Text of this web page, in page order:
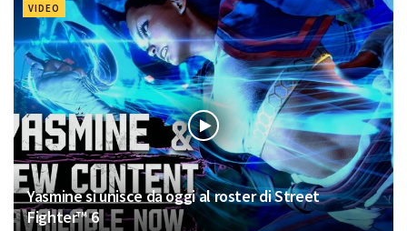
VIDEO
Yasmine si unisce da oggi al roster di Street
Fighter™ 6